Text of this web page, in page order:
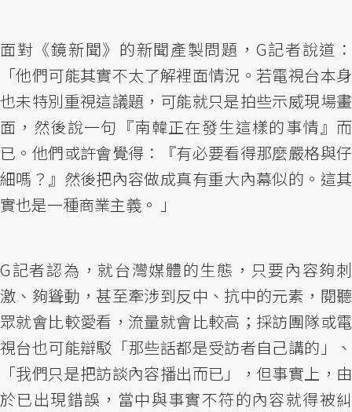
面對《鏡新聞》的新聞產製問題，G記者說道：
「他們可能其實不太了解裡面情況。若電視台本身
也未特別重視這議題，可能就只是拍些示威現場畫
面，然後說一句『南韓正在發生這樣的事情』而
已。他們或許會覺得：『有必要看得那麼嚴格與仔
細嗎？』然後把內容做成真有重大內幕似的。這其
實也是一種商業主義。 」
G記者認為，就台灣媒體的生態，只要內容夠刺
激、夠聳動，甚至牽涉到反中、抗中的元素，閱聽
眾就會比較愛看，流量就會比較高；採訪團隊或電
視台也可能辯駁「那些話都是受訪者自己講的」、
「我們只是把訪談內容播出而已」，但事實上，由
於已出現錯誤，當中與事實不符的內容就得被糾